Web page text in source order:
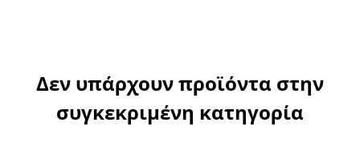
Δεν υπάρχουν προϊόντα στην
συγκεκριμένη κατηγορία